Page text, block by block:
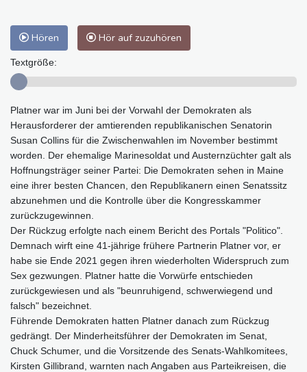
Hören Hör auf zuzuhören
Textgröße:
Platner war im Juni bei der Vorwahl der Demokraten als
Herausforderer der amtierenden republikanischen Senatorin
Susan Collins für die Zwischenwahlen im November bestimmt
worden. Der ehemalige Marinesoldat und Austernzüchter galt als
Hoffnungsträger seiner Partei: Die Demokraten sehen in Maine
eine ihrer besten Chancen, den Republikanern einen Senatssitz
abzunehmen und die Kontrolle über die Kongresskammer
zurückzugewinnen.
Der Rückzug erfolgte nach einem Bericht des Portals "Politico".
Demnach wirft eine 41-jährige frühere Partnerin Platner vor, er
habe sie Ende 2021 gegen ihren wiederholten Widerspruch zum
Sex gezwungen. Platner hatte die Vorwürfe entschieden
zurückgewiesen und als "beunruhigend, schwerwiegend und
falsch" bezeichnet.
Führende Demokraten hatten Platner danach zum Rückzug
gedrängt. Der Minderheitsführer der Demokraten im Senat,
Chuck Schumer, und die Vorsitzende des Senats-Wahlkomitees,
Kirsten Gillibrand, warnten nach Angaben aus Parteikreisen, die